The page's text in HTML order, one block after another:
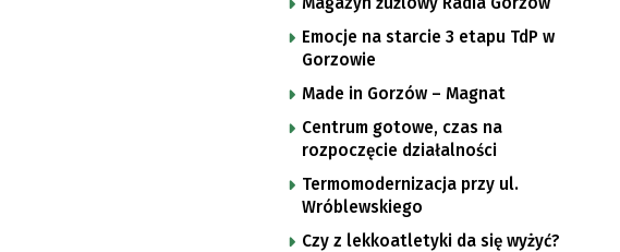
Emocje na starcie 3 etapu TdP w
Gorzowie
Made in Gorzów – Magnat
Centrum gotowe, czas na
rozpoczęcie działalności
Termomodernizacja przy ul.
Wróblewskiego
Czy z lekkoatletyki da się wyżyć?